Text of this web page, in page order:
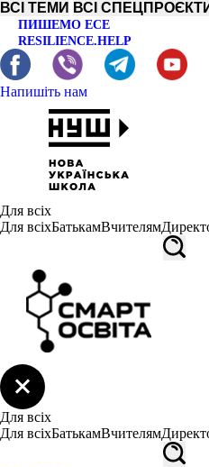
ВСІ ТЕМИ ВСІ
ПИШЕМО ЕСЕ
RESILIENCE.HELP
Напишіть нам
Для всіх
Для всіхБатькамВчителям
Для всіх
Для всіхБатькамВчителям